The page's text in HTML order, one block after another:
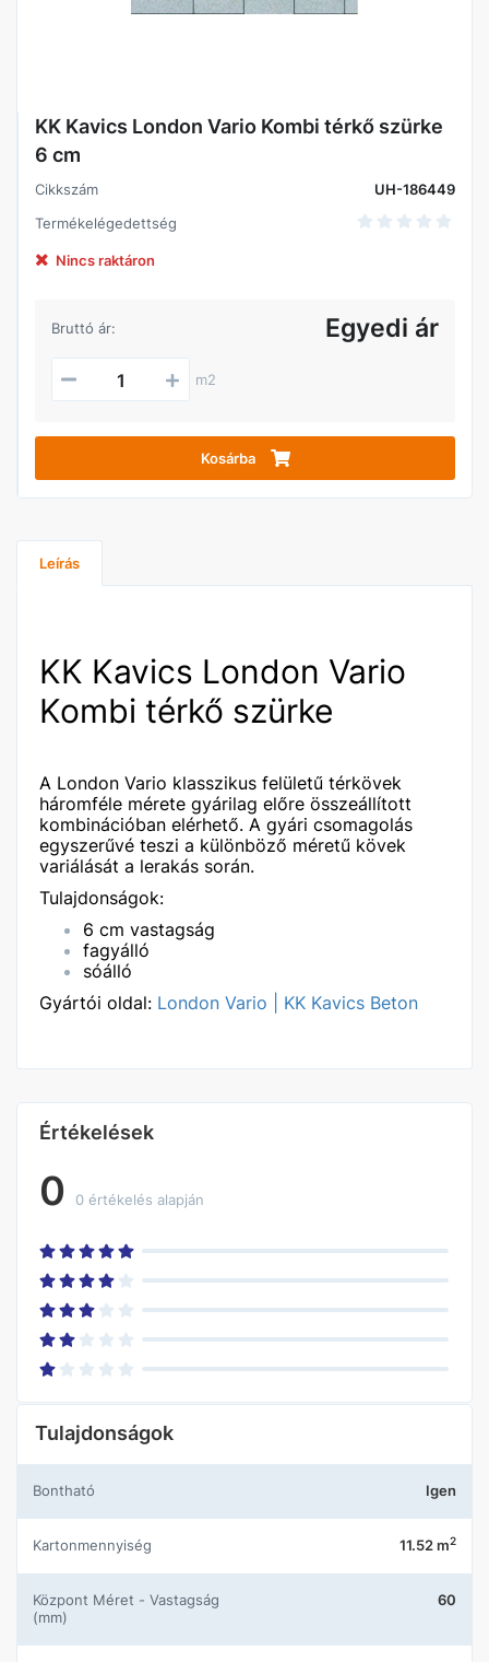
KK Kavics London Vario Kombi térkő szürke
6 cm
Cikkszám
UH-186449
Termékelégedettség
Nincs raktáron
Bruttó ár: Egyedi ár
m2
Kosárba
Leírás
KK Kavics London Vario
Kombi térkő szürke
A London Vario klasszikus felületű térkövek
háromféle mérete gyárilag előre összeállított
kombinációban elérhető. A gyári csomagolás
egyszerűvé teszi a különböző méretű kövek
variálását a lerakás során.
Tulajdonságok:
6 cm vastagság
fagyálló
sóálló
Gyártói oldal: London Vario | KK Kavics Beton
Értékelések
0 0 értékelés alapján
Tulajdonságok
Bontható Igen
Kartonmennyiség 11.52 m2
központ Méret - Vastagság
(mm)
60